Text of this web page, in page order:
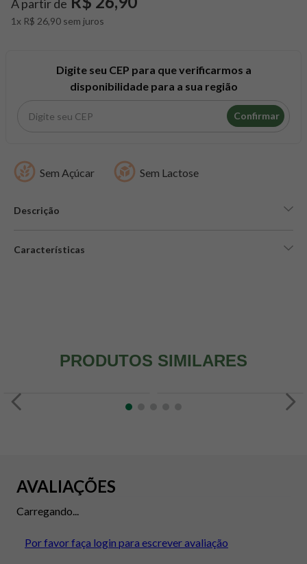
A partir de
1x R$ 26,90 sem juros
Digite seu CEP para que verificarmos a
disponibilidade para a sua região
Confirmar
Sem Açúcar Sem Lactose
Descrição
Características
PRODUTOS SIMILARES
AVALIAÇÕES
Carregando...
Por favor faça login para escrever avaliação
8º snack proteico mundo verde
9 º psyllium